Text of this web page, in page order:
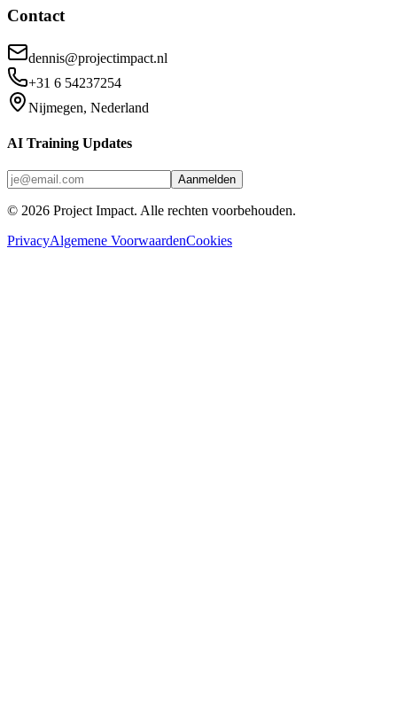
Contact
dennis@projectimpact.nl
+31 6 54237254
Nijmegen, Nederland
AI Training Updates
Aanmelden
© 2026 Project Impact. Alle rechten voorbehouden.
PrivacyAlgemene VoorwaardenCookies